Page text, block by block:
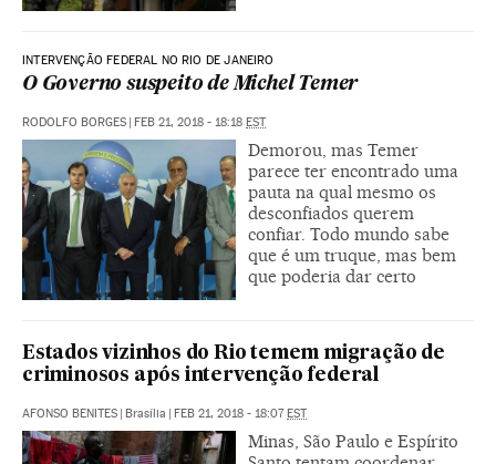
INTERVENÇÃO FEDERAL NO RIO DE JANEIRO
O Governo suspeito de Michel Temer
RODOLFO BORGES FEB 21, 2018 - 18:18 EST
Demorou, mas Temer
parece ter encontrado uma
pauta na qual mesmo os
desconfiados querem
confiar. Todo mundo sabe
que é um truque, mas bem
que poderia dar certo
Estados vizinhos do Rio temem migração de
criminosos após intervenção federal
AFONSO BENITES | Brasília | FEB 21, 2018 - 18:07EST
Minas, São Paulo e Espírito